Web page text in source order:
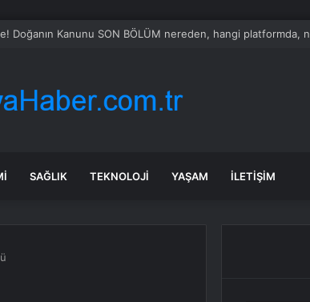
Çekildi
SAĞLIK TEKNOLOJI YAŞAM İLETIŞIM